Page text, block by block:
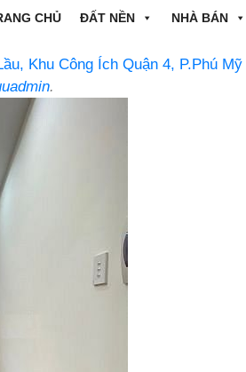
CHỦ ĐẤT NỀN NHÀ BÁN
Khu Công Ích Quận 4, P.Phú Mỹ
.